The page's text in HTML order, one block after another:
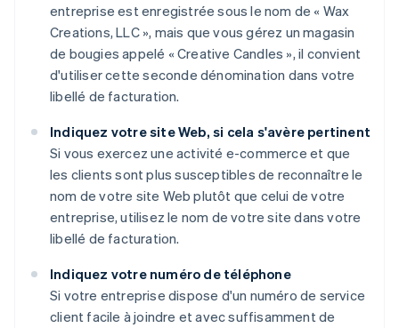
entreprise est enregistrée sous le nom de « Wax
Creations, LLC », mais que vous gérez un magasin
de bougies appelé « Creative Candles », il convient
d'utiliser cette seconde dénomination dans votre
libellé de facturation.
Indiquez votre site Web, si cela s'avère pertinent
Si vous exercez une activité e-commerce et que
les clients sont plus susceptibles de reconnaître le
nom de votre site Web plutôt que celui de votre
entreprise, utilisez le nom de votre site dans votre
libellé de facturation.
Indiquez votre numéro de téléphone
Si votre entreprise dispose d'un numéro de service
client facile à joindre et avec suffisamment de